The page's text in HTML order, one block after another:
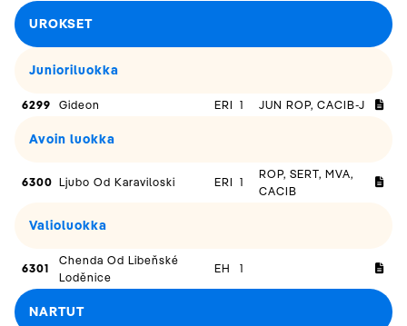
UROKSET
Junioriluokka
6299 Gideon ERI 1 JUN ROP, CACIB-J
Avoin luokka
6300 Ljubo Od Karaviloski ERI 1
ROP, SERT, MVA,
CACIB
Valioluokka
6301
Chenda Od Libeňské
Loděnice
EH 1
NARTUT